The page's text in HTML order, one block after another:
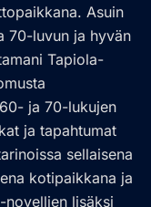
Asuin
70-luvun ja hyvän
Tapiola-
ja 70-lukujen
ja tapahtumat
sellaisena
kotipaikkana ja
novellien lisäksi